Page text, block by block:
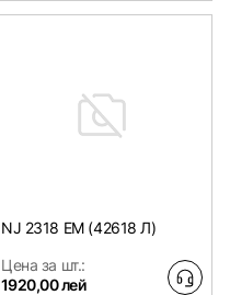
NJ 2318 EM (42618 Л)
Цена за шт.:
1920,00 лей